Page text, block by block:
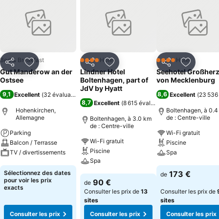
PartagerAjouter à mes favoris
Bed & Breakfast
Gut Manderow an der
Ostsee
9,1 Excellent (32 évaluations
Hohenkirchen,
Allemagne
Parking
Balcon / Terrasse
TV / divertissements
Consulter les prix
Sélectionnez des dates
pour voir les prix
exacts
Consulter les prix
PartagerAjouter à mes favoris
4 ÉtoilesHôtel
Lindner Hotel
Boltenhagen, part of
JdV by Hyatt
8,7 Excellent (8 615 évaluations
Boltenhagen, à 3.0 km
de : Centre-ville
Wi-Fi gratuit
Piscine
Spa
Consulter les prix
de 90 €
Consulter les prix de 13
sites
Consulter les prix
PartagerAjouter
4 ÉtoilesHôtel
Seehotel
von Mecklenburg
8,6 Excellent (23
Boltenhagen, à
de : Centre-ville
Wi-Fi gratuit
Piscine
Spa
Consulter les
de 173 €
Consulter les prix de
sites
Consulter les prix